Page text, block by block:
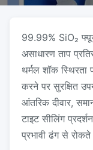
99.99% SiO₂
असाधारण ताप
थर्मल शॉक
करने पर सुरक्षित
आंतरिक दीवार,
टाइट सीलिंग
प्रभावी ढंग से रोकते